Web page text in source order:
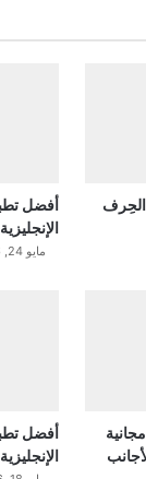
أفضل
مايو 24, 2026
أفضل